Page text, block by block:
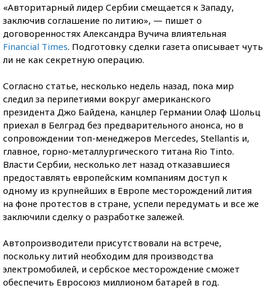
«Авторитарный лидер Сербии смещается к Западу,
заключив соглашение по литию», — пишет о
договоренностях Александра Вучича влиятельная
Financial Times. Подготовку сделки газета описывает чуть
ли не как секретную операцию.
Согласно статье, несколько недель назад, пока мир
следил за перипетиями вокруг американского
президента Джо Байдена, канцлер Германии Олаф Шольц
приехал в Белград без предварительного анонса, но в
сопровождении топ-менеджеров Mercedes, Stellantis и,
главное, горно-металлургического титана Rio Tinto.
Власти Сербии, несколько лет назад отказавшиеся
предоставлять европейским компаниям доступ к
одному из крупнейших в Европе месторождений лития
на фоне протестов в стране, успели передумать и все же
заключили сделку о разработке залежей.
Автопроизводители присутствовали на встрече,
поскольку литий необходим для производства
электромобилей, и сербское месторождение сможет
обеспечить Евросоюз миллионом батарей в год.